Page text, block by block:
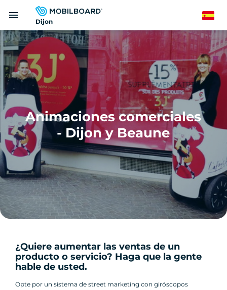
principal
Dijon
menu Spanish
Animaciones comerciales
- Dijon y Beaune
¿Quiere aumentar las ventas de un
producto o servicio? Haga que la gente
hable de usted.
Opte por un sistema de street marketing con giróscopos